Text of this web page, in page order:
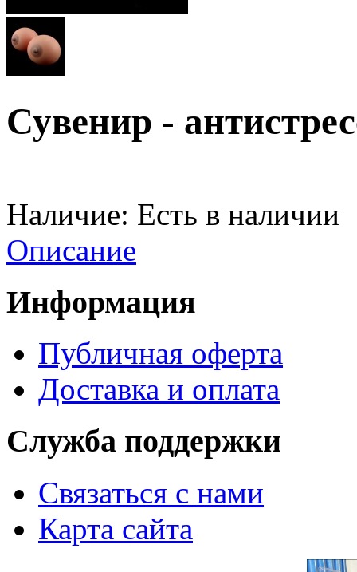
Сувенир -
Наличие: Есть в наличии
Описание
Информация
Публичная оферта
Доставка и оплата
Служба поддержки
Связаться с нами
Карта сайта